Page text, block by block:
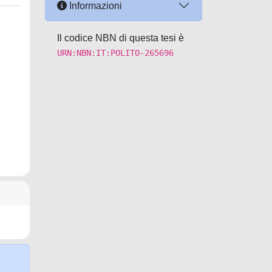
Informazioni
Il codice NBN di questa tesi è
URN:NBN:IT:POLITO-265696